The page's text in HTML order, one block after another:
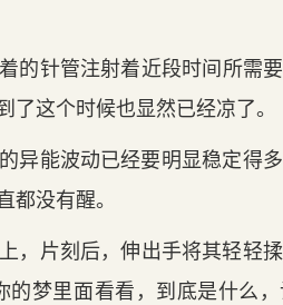
的针管注射着近段时间‌所需
了这个时候也显然已经凉了。
异能波动已经要明显稳定‌得
没有‌醒。
，片刻后，伸出手将其轻轻
梦里‌面看看，到底是什么